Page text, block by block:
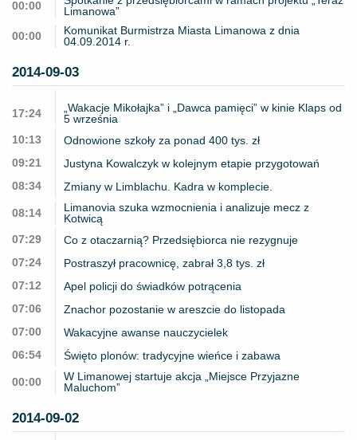
00:00
Limanowa”
00:00
Komunikat Burmistrza Miasta Limanowa z dnia
04.09.2014 r.
2014-09-03
17:24
„Wakacje Mikołajka” i „Dawca pamięci” w kinie Klaps od
5 września
10:13
Odnowione szkoły za ponad 400 tys. zł
09:21
Justyna Kowalczyk w kolejnym etapie przygotowań
08:34
Zmiany w Limblachu. Kadra w komplecie.
08:14
Limanovia szuka wzmocnienia i analizuje mecz z
Kotwicą
07:29
Co z otaczarnią? Przedsiębiorca nie rezygnuje
07:24
Postraszył pracownicę, zabrał 3,8 tys. zł
07:12
Apel policji do świadków potrącenia
07:06
Znachor pozostanie w areszcie do listopada
07:00
Wakacyjne awanse nauczycielek
06:54
Święto plonów: tradycyjne wieńce i zabawa
00:00
W Limanowej startuje akcja „Miejsce Przyjazne
Maluchom”
2014-09-02